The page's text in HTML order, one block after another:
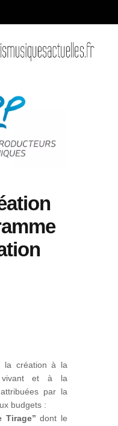
la création à la
vivant et à la
par la
budgets :
Tirage” dont le